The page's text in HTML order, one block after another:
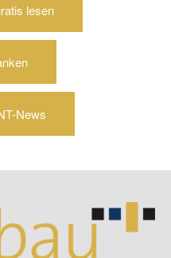
lesen
News